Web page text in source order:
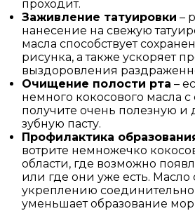
проходит.
Заживление татуировки –
нанесение на свежую
масла способствует
рисунка, а также ускоряет
выздоровления
Очищение полости рта –
немного кокосового масла с
получите очень полезную и
зубную пасту.
Профилактика
вотрите немножечко
области, где возможно
или где они уже есть. Масло
укреплению
уменьшает образование